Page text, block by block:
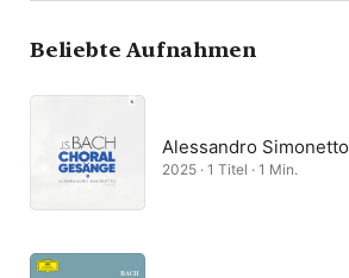
Beliebte Aufnahmen
Alessandro Simonetto
2025 · 1 Titel · 1 Min.